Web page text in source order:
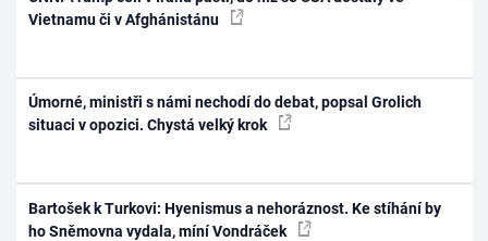
Vietnamu či v Afghánistánu
Úmorné, ministři s námi nechodí do debat, popsal Grolich
situaci v opozici. Chystá velký krok
Bartošek k Turkovi: Hyenismus a nehoráznost. Ke stíhání by
ho Sněmovna vydala, míní Vondráček